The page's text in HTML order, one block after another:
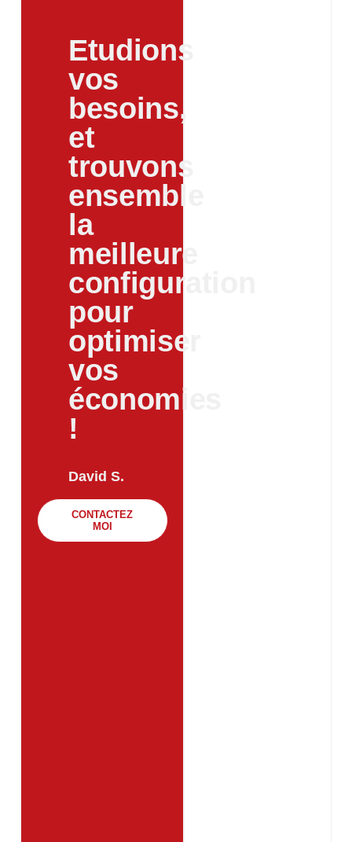
Etudions
vos
besoins,
et
trouvons
ensemble
la
meilleure
configuration
pour
optimiser
vos
économies
!
David S.
CONTACTEZ
MOI